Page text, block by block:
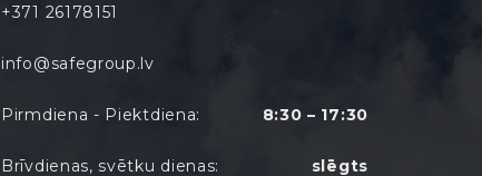
+371 26178151
info@safegroup.lv
Pirmdiena - Piektdiena: 8:30 – 17:30
Brīvdienas, svētku dienas: slēgts